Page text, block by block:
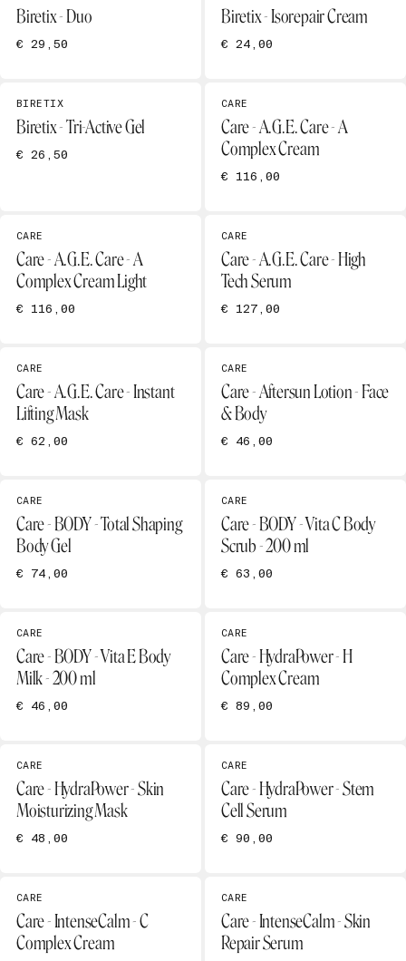
Biretix - Duo
€ 29,50
Biretix - Isorepair Cream
€ 24,00
BIRETIX
Biretix - Tri-Active Gel
€ 26,50
CARE
Care - A.G.E. Care - A
Complex Cream
€ 116,00
CARE
Care - A.G.E. Care - A
Complex Cream Light
€ 116,00
CARE
Care - A.G.E. Care - High
Tech Serum
€ 127,00
CARE
Care - A.G.E. Care - Instant
Lifting Mask
€ 62,00
CARE
Care - Aftersun Lotion - Face
& Body
€ 46,00
CARE
Care - BODY - Total Shaping
Body Gel
€ 74,00
CARE
Care - BODY - Vita C Body
Scrub - 200 ml
€ 63,00
CARE
Care - BODY - Vita E Body
Milk - 200 ml
€ 46,00
CARE
Care - HydraPower - H
Complex Cream
€ 89,00
CARE
Care - HydraPower - Skin
Moisturizing Mask
€ 48,00
CARE
Care - HydraPower - Stem
Cell Serum
€ 90,00
CARE
Care - IntenseCalm - C
Complex Cream
CARE
Care - IntenseCalm - Skin
Repair Serum